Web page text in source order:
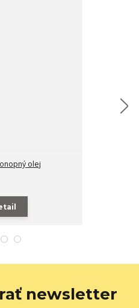
olej
newsletter